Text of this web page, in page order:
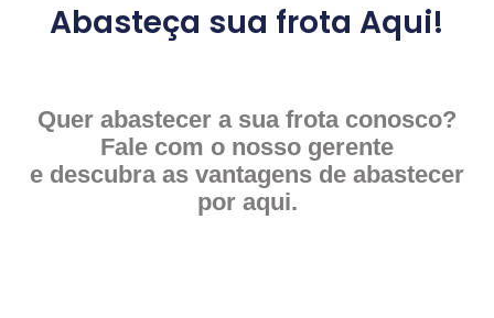
Abasteça sua frota Aqui!
Quer abastecer a sua frota conosco?
Fale com o nosso gerente
e descubra as vantagens de abastecer
por aqui.